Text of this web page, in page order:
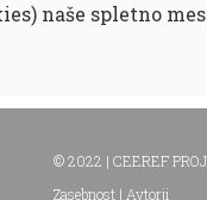
naše spletno
© 2022 | CEEREF
Zasebnost| Avtorji